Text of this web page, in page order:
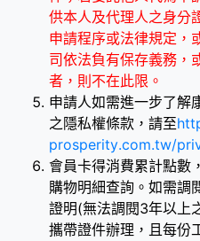
供本人及代理人之身分
申請程序或法律規定，
司依法負有保存義務，
者，則不在此限。
申請人如需進一步了解
之隱私權條款，請至
prosperity.com.tw/
會員卡得消費累計點數
購物明細查詢。如需調
證明(無法調閱3年以上
攜帶證件辦理，且每份